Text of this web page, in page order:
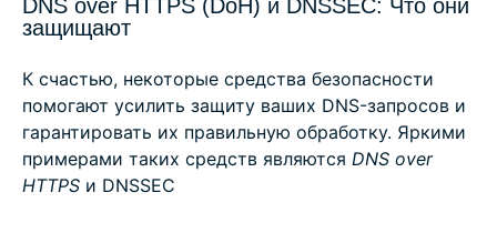
DNS over HTTPS (DoH) и DNSSEC: Что они
защищают
К счастью, некоторые средства безопасности
помогают усилить защиту ваших DNS-запросов и
гарантировать их правильную обработку. Яркими
примерами таких средств являются DNS over
HTTPS и DNSSEC